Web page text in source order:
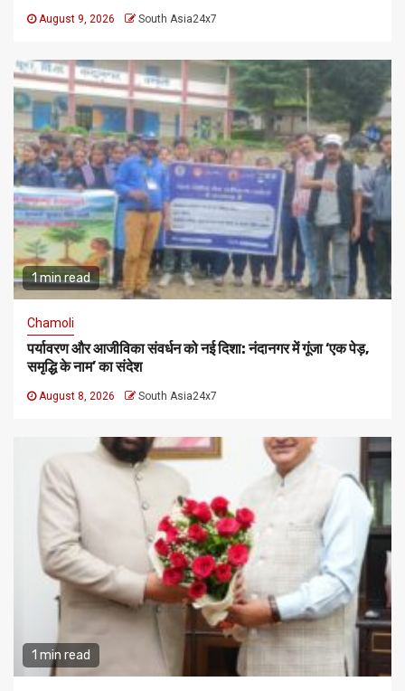
August 9, 2026 South Asia24x7
1 min read
Chamoli
पर्यावरण और आजीविका संवर्धन को नई दिशा: नंदानगर में गूंजा ‘एक पेड़,
समृद्धि के नाम’ का संदेश
August 8, 2026 South Asia24x7
1 min read